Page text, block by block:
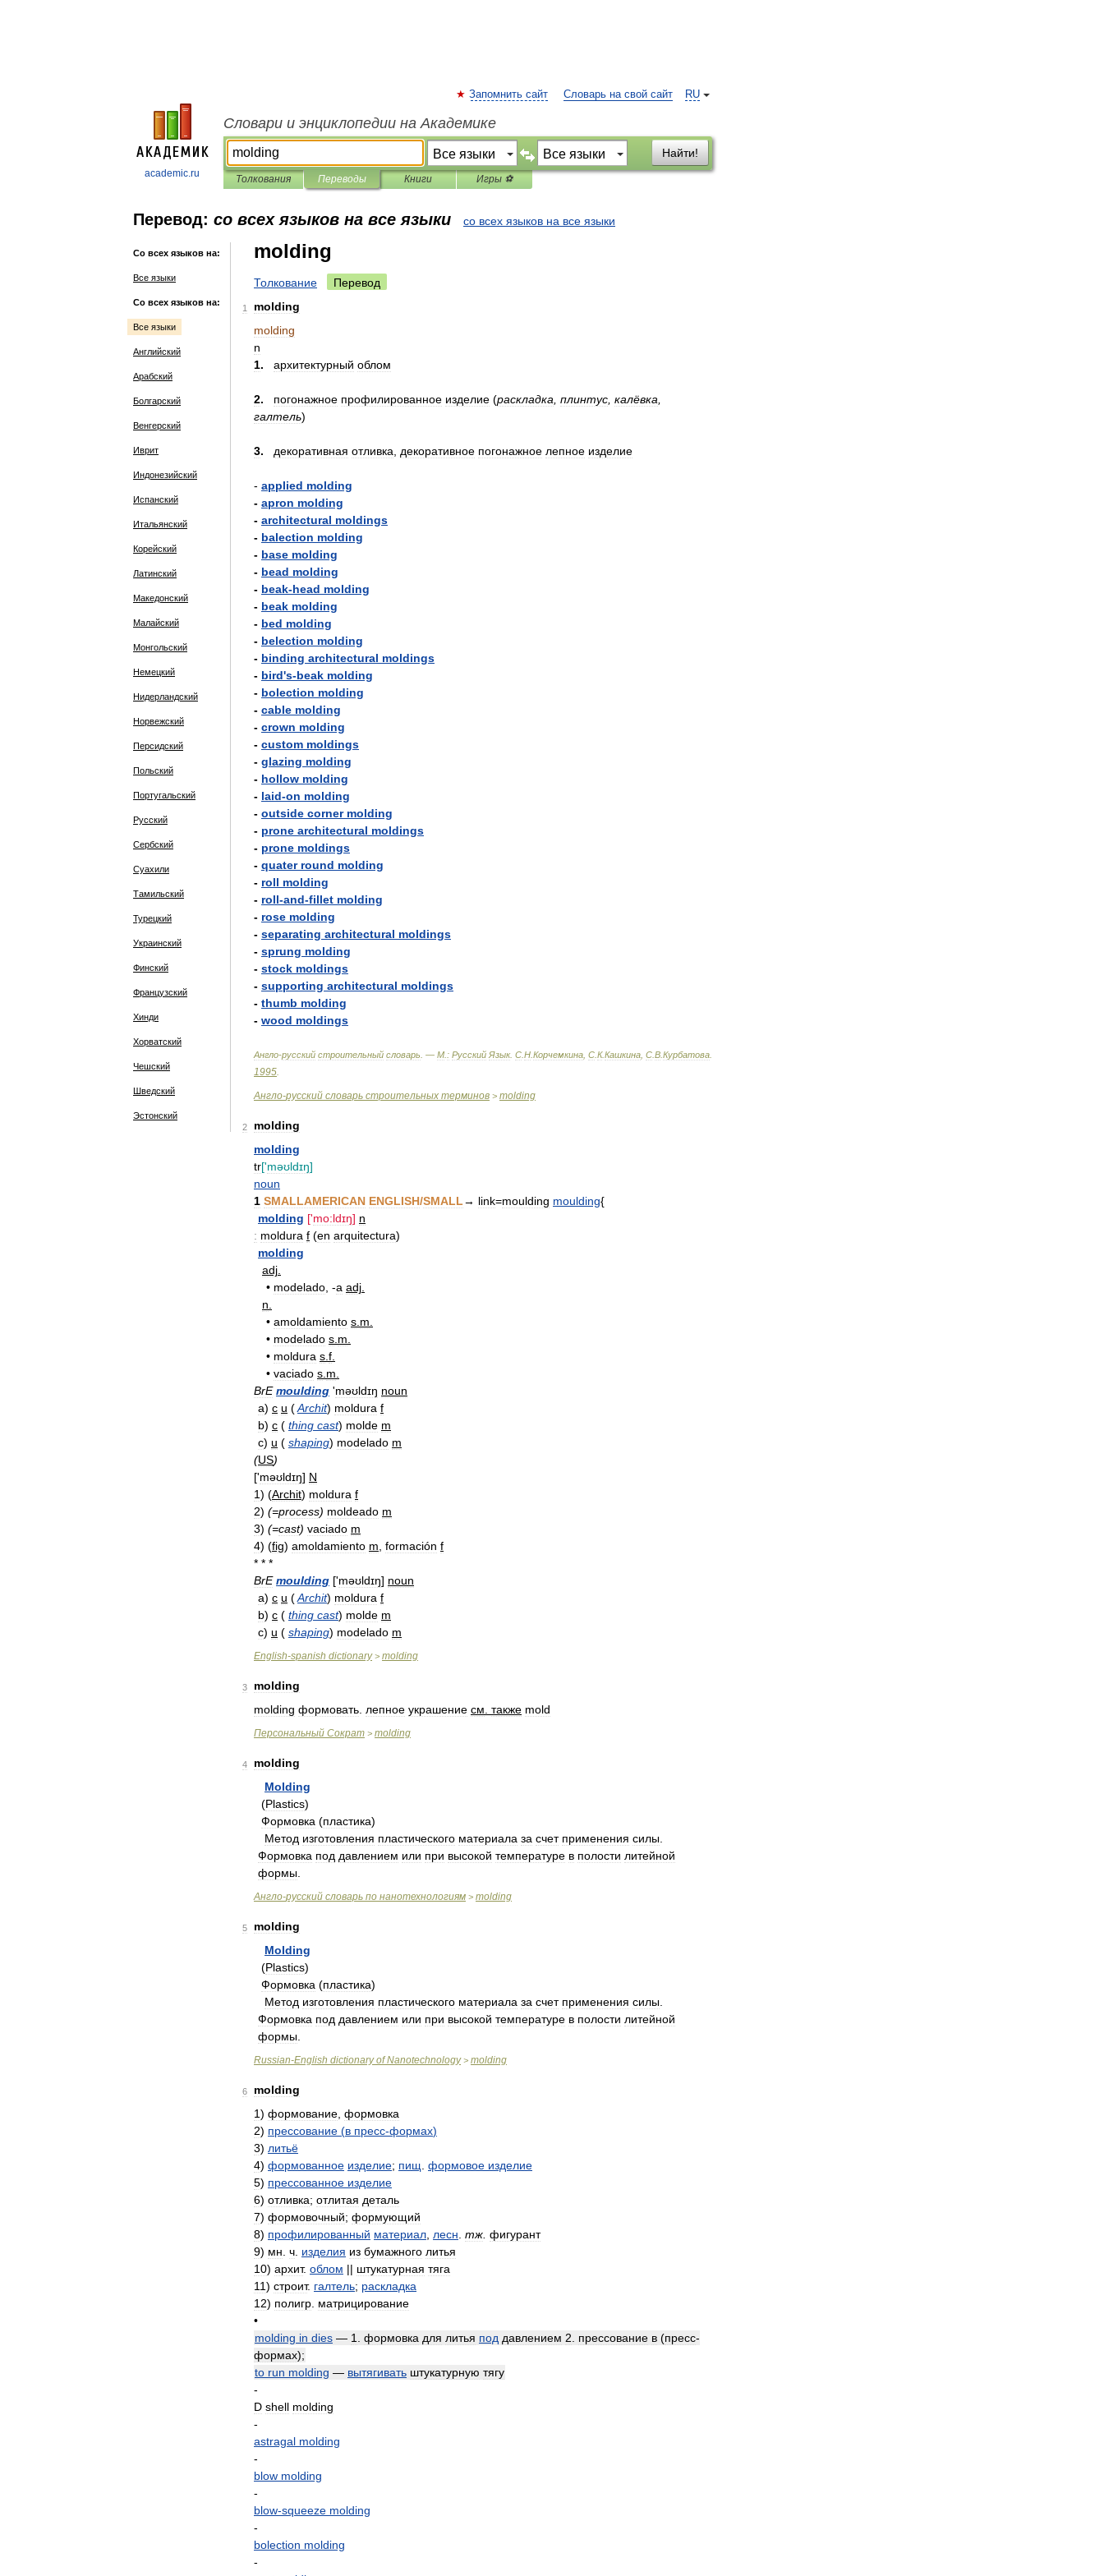
academic.ru
RU
Запомнить сайт Словарь на свой сайт
Словари и энциклопедии на Академике
Найти!
Толкования Переводы Книги Игры ⚽
Перевод: со всех языков на все языки со всех языков на все языки
Со всех языков на:
Все языки
Со всех языков на:
Все языки
Английский
Арабский
Болгарский
Венгерский
Иврит
Индонезийский
Испанский
Итальянский
Корейский
Латинский
Македонский
Малайский
Монгольский
Немецкий
Нидерландский
Норвежский
Персидский
Польский
Португальский
Русский
Сербский
Суахили
Тамильский
Турецкий
Украинский
Финский
Французский
Хинди
Хорватский
Чешский
Шведский
Эстонский
molding
Толкование Перевод
1
molding
molding
n
1. архитектурный облом
2. погонажное профилированное изделие (раскладка плинтус калёвка
галтель)
3. декоративная отливка декоративное погонажное лепное изделие
- applied molding
- apron molding
- architectural moldings
- balection molding
- base molding
- bead molding
- beak-head molding
- beak molding
- bed molding
- belection molding
- binding architectural moldings
- bird's-beak molding
- bolection molding
- cable molding
- crown molding
- custom moldings
- glazing molding
- hollow molding
- laid-on molding
- outside corner molding
- prone architectural moldings
- prone moldings
- quater round molding
- roll molding
- roll-and-fillet molding
- rose molding
- separating architectural moldings
- sprung molding
- stock moldings
- supporting architectural moldings
- thumb molding
- wood moldings
Англо-русский строительный словарь . — М : Русский Язык. С Н Корчемкина С К.Кашкина С В Курбатова
1995
Англо-русский словарь строительных терминов > molding
2
molding
molding
tr['məʊldɪŋ]
noun
1 SMALLAMERICAN ENGLISH/SMALL→ link=moulding moulding{
molding ['mo:ldɪŋ] n
: moldura f (en arquitectura)
molding
adj
• modelado , -a adj
n
• amoldamiento s m
• modelado s m
• moldura s f
• vaciado s m
BrE moulding 'məʊldɪŋ noun
a) c u (Archit) moldura f
b) c ( thing cast) molde m
c) u ( shaping) modelado m
(US)
['mǝʊldɪŋ] N
1) (Archit) moldura f
2) (=process) moldeado m
3) (=cast) vaciado m
4) (fig) amoldamiento m formación f
* * *
BrE moulding ['məʊldɪŋ] noun
a) c u (Archit) moldura f
b) c ( thing cast) molde m
c) u ( shaping) modelado m
English-spanish dictionary> molding
3
molding
molding формовать лепное украшение см также mold
Персональный Сократ > molding
4
molding
Molding
(Plastics)
Формовка (пластика)
Метод изготовления пластического материала за счет применения силы
Формовка под давлением или при высокой температуре в полости литейной
формы
Англо-русский словарь по нанотехнологиям > molding
5
molding
Molding
(Plastics)
Формовка (пластика)
Метод изготовления пластического материала за счет применения силы
Формовка под давлением или при высокой температуре в полости литейной
формы
Russian-English dictionary of Nanotechnology> molding
6
molding
1) формование формовка
2) прессование (в пресс-формах)
3) литьё
4) формованное изделие; пищ формовое изделие
5) прессованное изделие
6) отливка; отлитая деталь
7) формовочный; формующий
8) профилированный материал лесн тж фигурант
9) мн ч изделия из бумажного литья
10) архит. облом || штукатурная тяга
11) строит. галтель; раскладка
12) полигр матрицирование
•
molding in dies — 1 формовка для литья под давлением 2 прессование в (пресс-
формах);
to run molding — вытягивать штукатурную тягу
-
D shell molding
-
astragal molding
-
blow molding
-
blow-squeeze molding
-
bolection molding
-